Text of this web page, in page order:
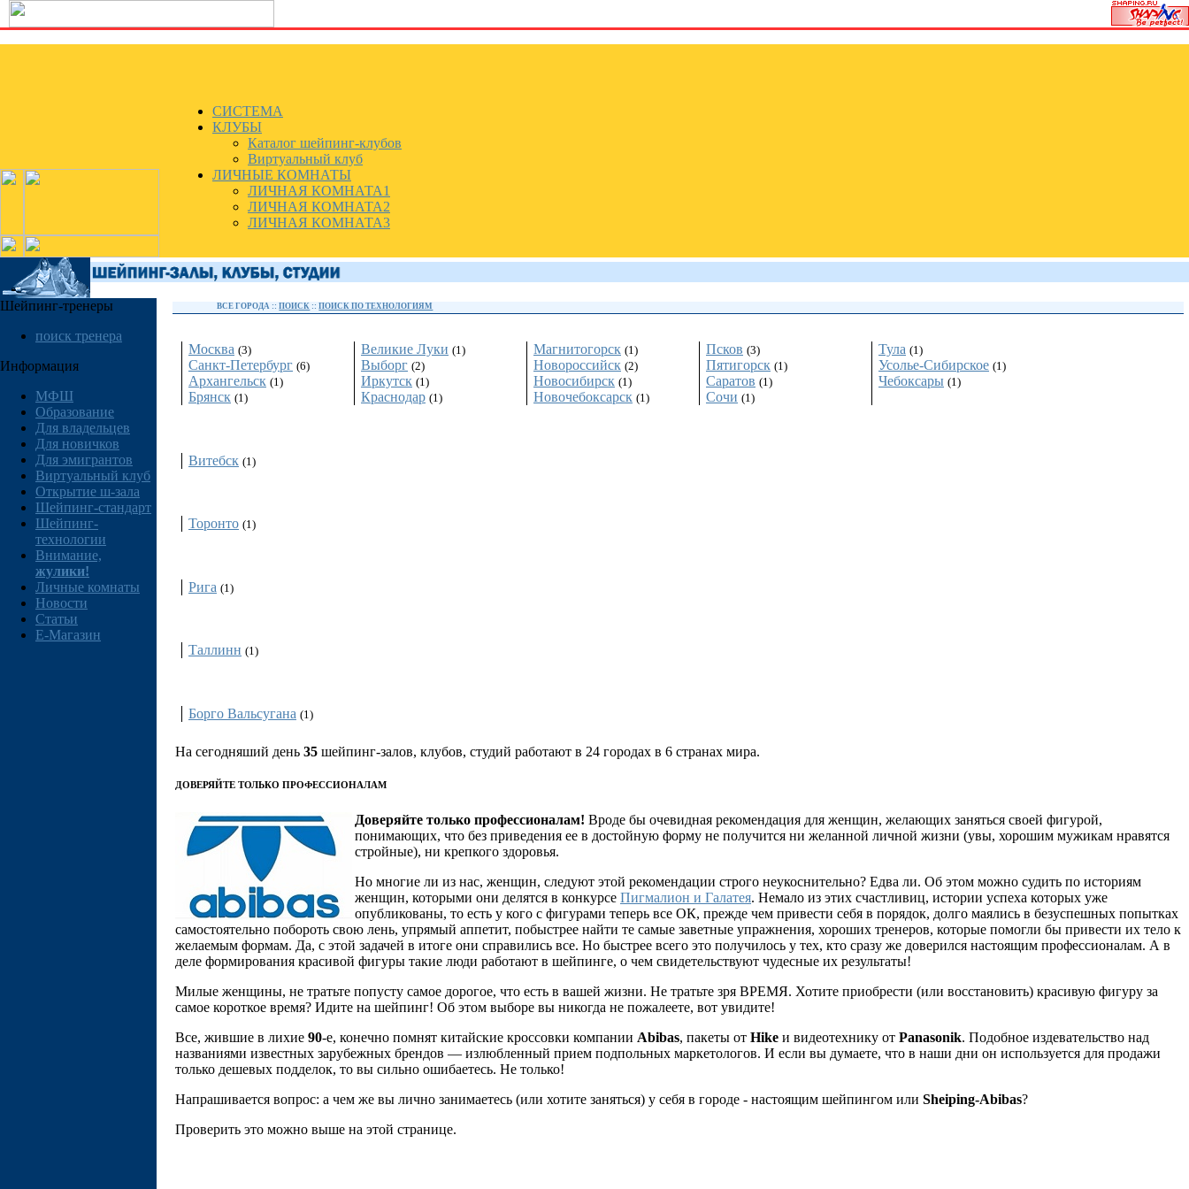
СИСТЕМА
КЛУБЫ
Каталог шейпинг-клубов
Виртуальный клуб
ЛИЧНЫЕ КОМНАТЫ
ЛИЧНАЯ КОМНАТА1
ЛИЧНАЯ КОМНАТА2
ЛИЧНАЯ КОМНАТА3
Шейпинг-тренеры
поиск тренера
Информация
МФШ
Образование
Для владельцев
Для новичков
Для эмигрантов
Виртуальный клуб
Открытие ш-зала
Шейпинг-стандарт
Шейпинг-
технологии
Внимание,
жулики!
Личные комнаты
Новости
Статьи
E-Магазин
ВСЕ ГОРОДА ::ПОИСК ::ПОИСК ПО ТЕХНОЛОГИЯМ
Москва (3)
Санкт-Петербург (6)
Архангельск (1)
Брянск (1)
Великие Луки (1)
Выборг (2)
Иркутск (1)
Краснодар (1)
Магнитогорск (1)
Новороссийск (2)
Новосибирск (1)
Новочебоксарск (1)
Псков (3)
Пятигорск (1)
Саратов (1)
Сочи (1)
Тула (1)
Усолье-Cибирское (1)
Чебоксары (1)
Витебск (1)
Торонто (1)
Рига (1)
Таллинн (1)
Борго Вальсугана (1)
На сегодняший день 35 шейпинг-залов, клубов, студий работают в 24 городах в 6 странах мира.
ДОВЕРЯЙТЕ ТОЛЬКО ПРОФЕССИОНАЛАМ
Доверяйте только профессионалам! Вроде бы очевидная рекомендация для женщин, желающих заняться своей фигурой,
понимающих, что без приведения еe в достойную форму не получится ни желанной личной жизни (увы, хорошим мужикам нравятся
стройные), ни крепкого здоровья.
Но многие ли из нас, женщин, следуют этой рекомендации строго неукоснительно? Едва ли. Об этом можно судить по историям
женщин, которыми они делятся в конкурсе Пигмалион и Галатея. Немало из этих счастливиц, истории успеха которых уже
опубликованы, то есть у кого с фигурами теперь всe ОК, прежде чем привести себя в порядок, долго маялись в безуспешных попытках
самостоятельно побороть свою лень, упрямый аппетит, побыстрее найти те самые заветные упражнения, хороших тренеров, которые помогли бы привести их тело к
желаемым формам. Да, с этой задачей в итоге они справились все. Но быстрее всего это получилось у тех, кто сразу же доверился настоящим профессионалам. А в
деле формирования красивой фигуры такие люди работают в шейпинге, о чeм свидетельствуют чудесные их результаты!
Милые женщины, не тратьте попусту самое дорогое, что есть в вашей жизни. Не тратьте зря ВРЕМЯ. Хотите приобрести (или восстановить) красивую фигуру за
самое короткое время? Идите на шейпинг! Об этом выборе вы никогда не пожалеете, вот увидите!
Все, жившие в лихие 90-е, конечно помнят китайские кроссовки компании Abibas, пакеты от Hike и видеотехнику от Panasonik. Подобное издевательство над
названиями известных зарубежных брендов — излюбленный прием подпольных маркетологов. И если вы думаете, что в наши дни он используется для продажи
только дешeвых подделок, то вы сильно ошибаетесь. Не только!
Напрашивается вопрос: а чем же вы лично занимаетесь (или хотите заняться) у себя в городе - настоящим шейпингом или Sheiping-Abibas?
Проверить это можно выше на этой странице.